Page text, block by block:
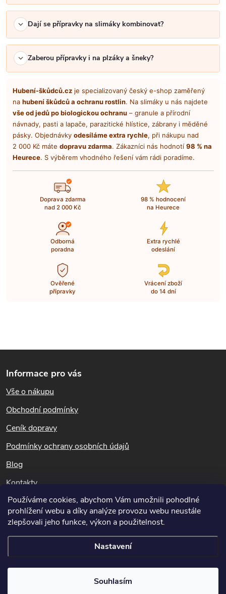
Používáme cookies, abychom Vám umožnili pohodlné
prohlížení webu a díky analýze provozu webu neustále
zlepšovali jeho funkce, výkon a použitelnost.
Nastavení
Souhlasím
Dají se přípravky na slimáky kombinovat?
Zaberou přípravky i na plzáky a šneky?
Hubení-škůdců.czje specializovaný český e-shop zaměřený
na hubení škůdců a ochranu rostlin. Na slimáky u nás najdete
vše od jedů po biologickou ochranu– granule a přírodní
návnady, pasti a lapače, parazitické hlístice, zábrany i měděné
pásky. Objednávky odesíláme extra rychle, při nákupu nad
2 000 Kč máte dopravu zdarma. Zákazníci nás hodnotí 98 % na
Heurece. S výběrem vhodného řešení vám rádi poradíme.
Doprava zdarma
nad 2 000 Kč
98 % hodnocení
na Heurece
Odborná
poradna
Extra rychlé
odeslání
Ověřené
přípravky
Vrácení zboží
do 14 dní
á
p
a
Informace pro vás
Vše o nákupu
Obchodní podmínky
Ceník dopravy
Podmínky ochrany osobních údajů
Blog
Kontakty
Dotazy k objednávkám
info@hubeni-skudcu.cz
nastavení cookies